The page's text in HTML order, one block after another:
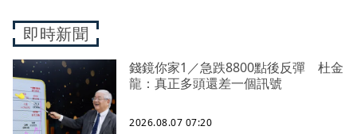
即時新聞
錢鏡你家1／急跌8800點後反彈 杜金
龍：真正多頭還差一個訊號
2026.08.07 07:20